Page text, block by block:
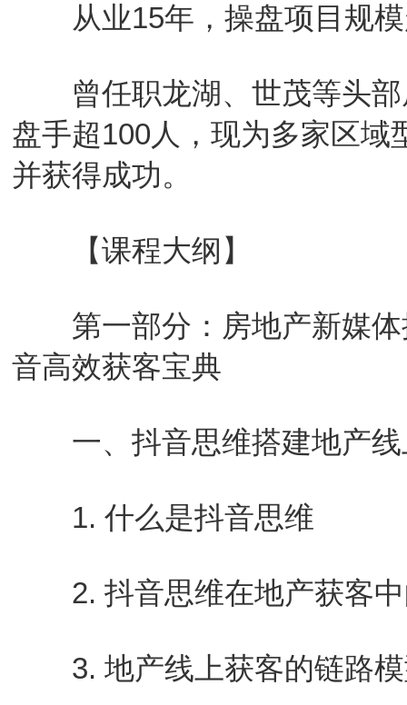
从业15年，操盘项目规模
曾任职龙湖、世茂等头部
盘手超100人，现为多家区域
并获得成功。
【课程大纲】
第一部分：房地产新媒体
音高效获客宝典
一、抖音思维搭建地产线
1. 什么是抖音思维
2. 抖音思维在地产获客中
3. 地产线上获客的链路模